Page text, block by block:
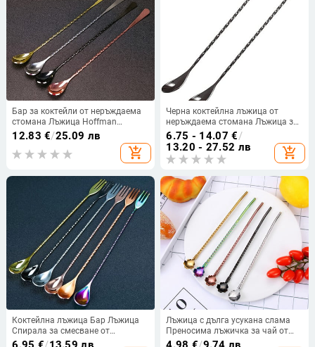
Бар за коктейли от неръждаема
стомана Лъжица Hoffman
Смесител за напитки Бар Лъжица
за смесване Бъркалка Барове
12.83 €/25.09 лв
add_shopping_cart
Черна коктейлна лъжица от
неръждаема стомана Лъжица за
разбъркване Лъжица за
смесване на шейкър със спирала
с дълга дръжка, 12 инча
6.75 - 14.07 €/
13.20 - 27.52 лв
add_shopping_cart
Коктейлна лъжица Бар Лъжица
Спирала за смесване от
неръждаема стомана Бар
Лъжица с дълга усукана слама
Преносима лъжичка за чай от
неръждаема стомана Огънат